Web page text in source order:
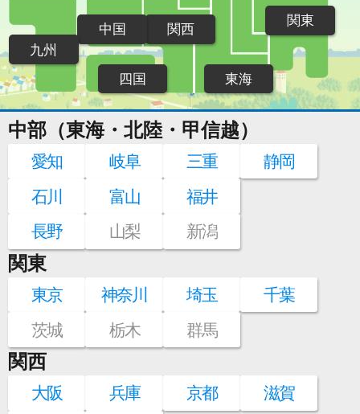
関東
東海
関西
中国
四国
九州
中部（東海・北陸・甲信越）
愛知 岐阜 三重
静岡
石川
富山
福井
長野
山梨 新潟
関東
東京 神奈川 埼玉
千葉
茨城
栃木 群馬
関西
大阪 兵庫 京都
滋賀